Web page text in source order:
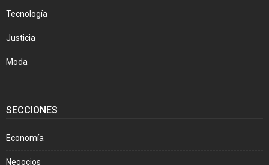
Tecnología
Justicia
Moda
SECCIONES
Economía
Negocios